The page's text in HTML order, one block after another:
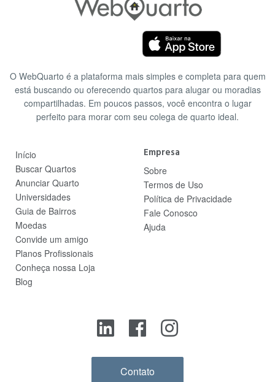
O WebQuarto é a plataforma mais simples e completa para quem
está buscando ou oferecendo quartos para alugar ou moradias
compartilhadas. Em poucos passos, você encontra o lugar
perfeito para morar com seu colega de quarto ideal.
Início
Buscar Quartos
Anunciar Quarto
Universidades
Guia de Bairros
Moedas
Convide um amigo
Planos Profissionais
Conheça nossa Loja
Blog
Empresa
Sobre
Termos de Uso
Política de Privacidade
Fale Conosco
Ajuda
Contato